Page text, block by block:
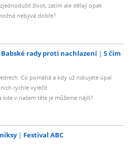
život, zatím ale dělají opak
nebývá dobře?
Babské rady proti nachlazení
S čím
Co pomáhá a kdy už riskujete úpal
nich rychle vyléčit
kde v našem těle je můžeme najít?
Festival ABC